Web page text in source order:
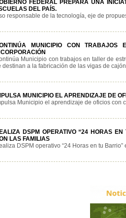
FEDERAL PREPARA UNA
DEL PAÍS.
responsable de la tecnología, eje de
MUNICIPIO CON
Municipio con trabajos en taller de
destinan a la fabricación de las vigas de
MUNICIPIO EL APRENDIZAJE DE
Municipio el aprendizaje de oficios con
DSPM OPERATIVO “24 HORAS
LAS FAMILIAS
DSPM operativo “24 Horas en tu